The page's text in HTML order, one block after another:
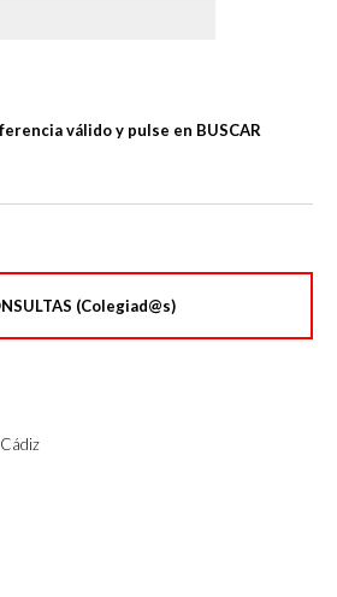
válido y pulse en BUSCAR
(Colegiad@s)